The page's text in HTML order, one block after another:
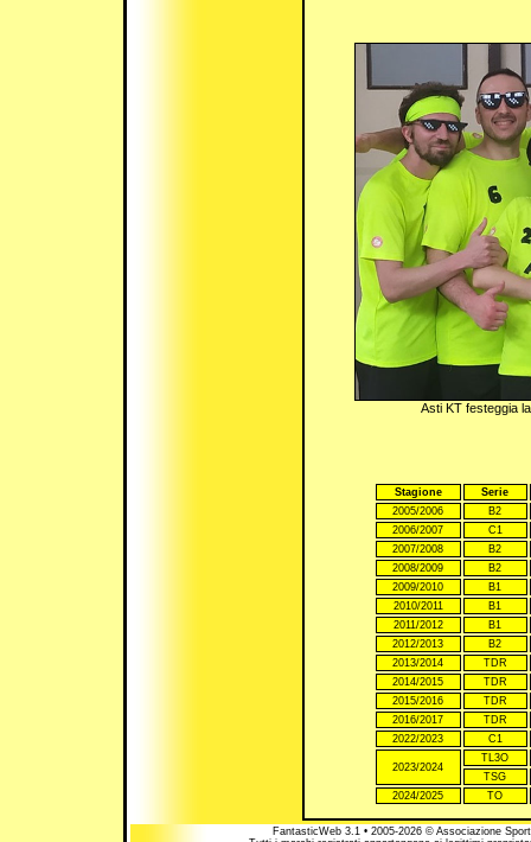
Asti KT festeggia
Stagione
Serie
2005/2006
B2
2006/2007
C1
2007/2008
B2
2008/2009
B2
2009/2010
B1
2010/2011
B1
2011/2012
B1
2012/2013
B2
2013/2014
TDR
2014/2015
TDR
2015/2016
TDR
2016/2017
TDR
2022/2023
C1
2023/2024
TL3O
TSG
2024/2025
TO
FantasticWeb 3.1 • 2005-2026 © Associazione